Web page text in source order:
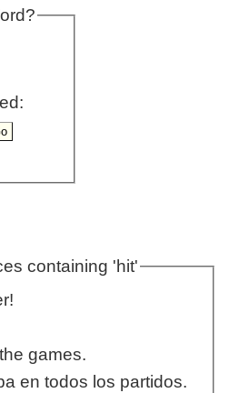
containing 'hit'
games.
en todos los partidos.